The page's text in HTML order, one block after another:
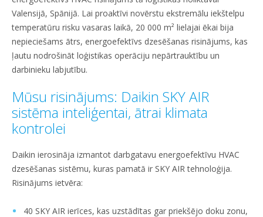
Valensijā, Spānijā. Lai proaktīvi novērstu ekstremālu iekštelpu
temperatūru risku vasaras laikā, 20 000 m² lielajai ēkai bija
nepieciešams ātrs, energoefektīvs dzesēšanas risinājums, kas
ļautu nodrošināt loģistikas operāciju nepārtrauktību un
darbinieku labjutību.
Mūsu risinājums: Daikin SKY AIR
sistēma inteliģentai, ātrai klimata
kontrolei
Daikin ierosināja izmantot darbgatavu energoefektīvu HVAC
dzesēšanas sistēmu, kuras pamatā ir SKY AIR tehnoloģija.
Risinājums ietvēra:
40 SKY AIR ierīces, kas uzstādītas gar priekšējo doku zonu,